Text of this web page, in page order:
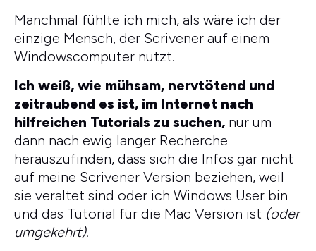
Manchmal fühlte ich mich, als wäre ich der
einzige Mensch, der Scrivener auf einem
Windowscomputer nutzt.
Ich weiß, wie mühsam, nervtötend und
zeitraubend es ist, im Internet nach
hilfreichen Tutorials zu suchen, nur um
dann nach ewig langer Recherche
herauszufinden, dass sich die Infos gar nicht
auf meine Scrivener Version beziehen, weil
sie veraltet sind oder ich Windows User bin
und das Tutorial für die Mac Version ist (oder
umgekehrt).